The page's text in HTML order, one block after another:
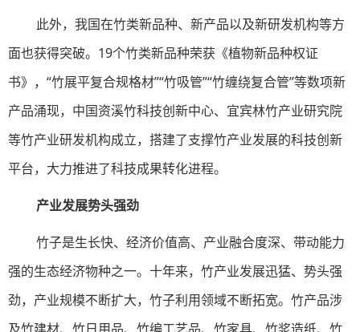
此外，我国在竹类新品种、新产品以及新研发机构等方
面也获得突破。19个竹类新品种荣获《植物新品种权证
书》，“竹展平复合规格材”“竹吸管”“竹缠绕复合管”等数项新
产品涌现，中国资溪竹科技创新中心、宜宾林竹产业研究院
等竹产业研发机构成立，搭建了支撑竹产业发展的科技创新
平台，大力推进了科技成果转化进程。
产业发展势头强劲
竹子是生长快、经济价值高、产业融合度深、带动能力
强的生态经济物种之一。十年来，竹产业发展迅猛、势头强
劲，产业规模不断扩大，竹子利用领域不断拓宽。竹产品涉